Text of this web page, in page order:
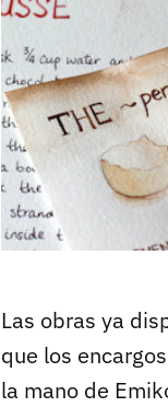
Las obras ya
que los
la mano de